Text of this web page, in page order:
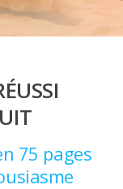
75 pages